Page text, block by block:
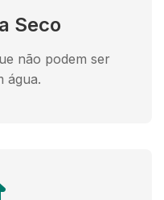
Seco
não podem ser
água.